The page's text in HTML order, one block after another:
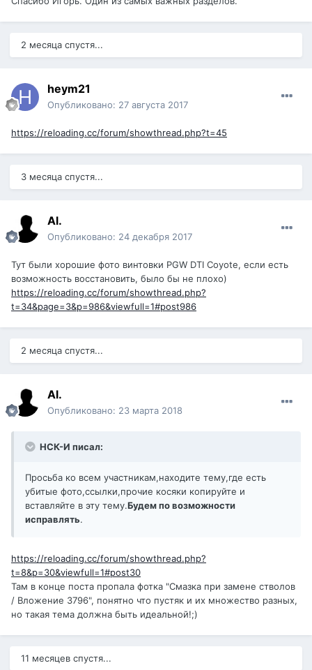
2 месяца спустя...
heym21
Опубликовано: 27 августа 2017
https://reloading.cc/forum/showthread.php?t=45
3 месяца спустя...
Al.
Опубликовано: 24 декабря 2017
Тут были хорошие фото винтовки PGW DTI Coyote, если есть
возможность восстановить, было бы не плохо)
https://reloading.cc/forum/showthread.php?
t=34&page=3&p=986&viewfull=1#post986
2 месяца спустя...
Al.
Опубликовано: 23 марта 2018
НСК-И писал:
Просьба ко всем участникам,находите тему,где есть
убитые фото,ссылки,прочие косяки копируйте и
вставляйте в эту тему.Будем по возможности
исправлять.
https://reloading.cc/forum/showthread.php?
t=8&p=30&viewfull=1#post30
Там в конце поста пропала фотка "Смазка при замене стволов
/ Вложение 3796", понятно что пустяк и их множество разных,
но такая тема должна быть идеальной!;)
11 месяцев спустя...